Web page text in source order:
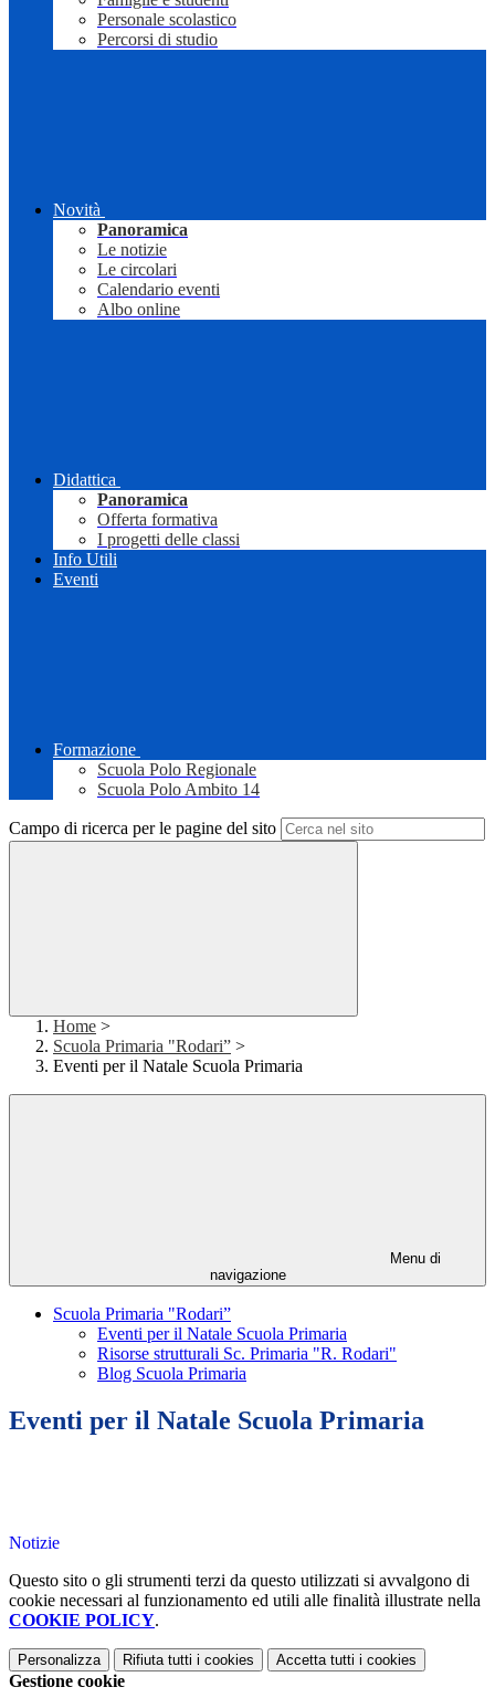
Personale scolastico
Percorsi di studio
Novità
Panoramica
Le notizie
Le circolari
Calendario eventi
Albo online
Didattica
Panoramica
Offerta formativa
I progetti delle classi
Info Utili
Eventi
Formazione
Scuola Polo Regionale
Scuola Polo Ambito 14
Campo di ricerca per le pagine del sito
Home >
Scuola Primaria "Rodari” >
Eventi per il Natale Scuola Primaria
Menu di
navigazione
Scuola Primaria "Rodari”
Eventi per il Natale Scuola Primaria
Risorse strutturali Sc. Primaria "R. Rodari"
Blog Scuola Primaria
Eventi per il Natale Scuola Primaria
Notizie
Questo sito o gli strumenti terzi da questo utilizzati si avvalgono di
cookie necessari al funzionamento ed utili alle finalità illustrate nella
COOKIE POLICY.
Personalizza Rifiuta tutti i cookies Accetta tutti i cookies
Gestione cookie